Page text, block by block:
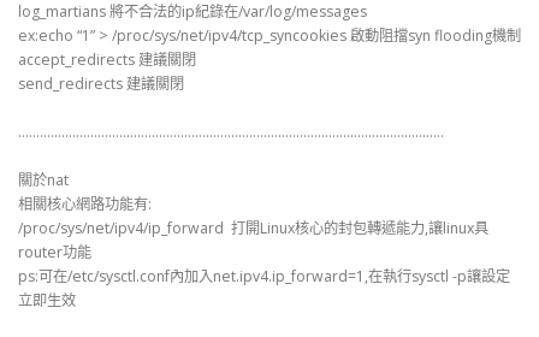
log_martians 將不合法的ip紀錄在/var/log/messages
ex:echo “1” > /proc/sys/net/ipv4/tcp_syncookies 啟動阻擋syn flooding機制
accept_redirects 建議關閉
send_redirects 建議關閉
……………………………………………………………………………………………………….
關於nat
相關核心網路功能有:
/proc/sys/net/ipv4/ip_forward 打開Linux核心的封包轉遞能力,讓linux具
router功能
ps:可在/etc/sysctl.conf內加入net.ipv4.ip_forward=1,在執行sysctl -p讓設定
立即生效